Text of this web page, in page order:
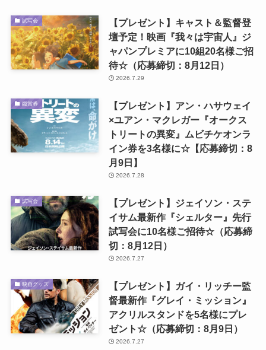
試写会
【プレゼント】キャスト＆監督登
壇予定！映画『我々は宇宙人』ジ
ャパンプレミアに10組20名様ご招
待☆（応募締切：8月12日）
2026.7.29
鑑賞券
【プレゼント】アン・ハサウェイ
×ユアン・マクレガー『オークス
トリートの異変』ムビチケオンラ
イン券を3名様に☆【応募締切：8
月9日】
2026.7.28
試写会
【プレゼント】ジェイソン・ステ
イサム最新作『シェルター』先行
試写会に10名様ご招待☆（応募締
切：8月12日）
2026.7.27
映画グッズ
【プレゼント】ガイ・リッチー監
督最新作『グレイ・ミッション』
アクリルスタンドを5名様にプレ
ゼント☆（応募締切：8月9日）
2026.7.27